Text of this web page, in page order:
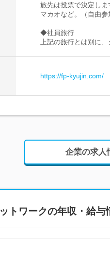
旅先は投票で決定しま
マカオなど。（自由参
◆社員旅行
上記の旅行とは別に
https://fp-kyujin.com/
企業の求人
トワークの年収・給与